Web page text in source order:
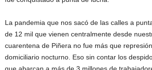
La pandemia que nos sacó de las calles a
de 12 mil que vienen centralmente desde
cuarentena de Piñera no fue más que
domiciliario nocturno. Eso sin contar los
que abarcan a más de 3 millones de